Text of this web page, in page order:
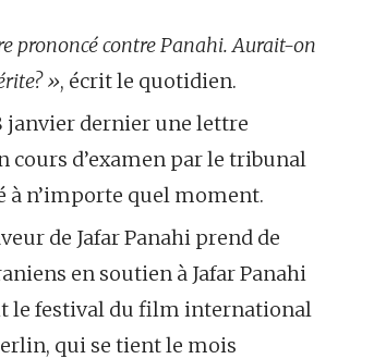
prononcé contre Panahi. Aurait-on
», écrit le quotidien.
janvier dernier une lettre
cours d’examen par le tribunal
à n’importe quel moment.
de Jafar Panahi prend de
en soutien à Jafar Panahi
le festival du film international
qui se tient le mois